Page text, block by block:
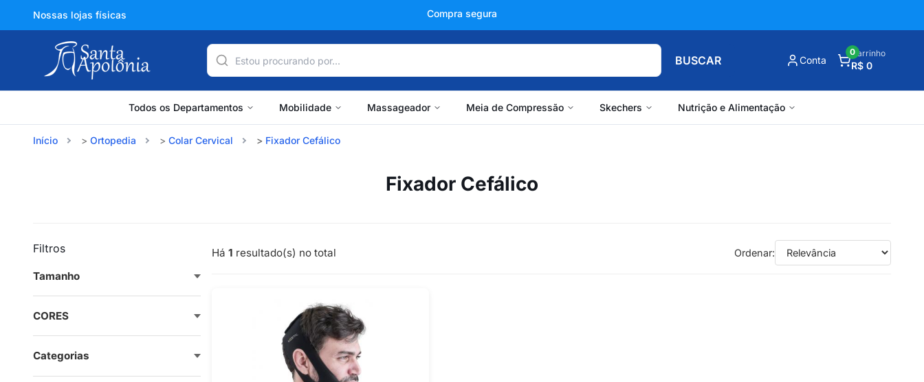
Nossas lojas físicas Compra segura
BUSCAR Conta
Carrinho
R$ 0
0
Todos os Departamentos Mobilidade Massageador Meia de Compressão Skechers Nutrição e Alimentação
Início Ortopedia Colar Cervical Fixador Cefálico
Fixador Cefálico
Filtros
CORES
Tamanho
Categorias
Há 1 resultado(s) no total Ordenar: